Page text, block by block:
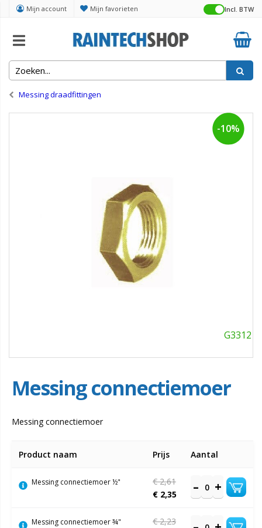
Mijn account Mijn favorieten Incl. BTW
Home
Appendages montage
Messing draadfittingen
G3312
-10%
Messing connectiemoer
Messing connectiemoer
productitems
Product naam Prijs Aantal
Messing connectiemoer ½"
€ 2,35
€ 2,61
Messing connectiemoer ¾" € 2,23